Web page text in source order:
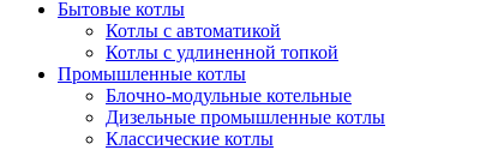
Бытовые котлы
Котлы с автоматикой
Котлы с удлиненной топкой
Промышленные котлы
Блочно-модульные котельные
Дизельные промышленные котлы
Классические котлы